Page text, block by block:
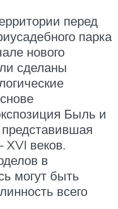
перед
парка
нового
сделаны
Быль и
веков.
в
могут быть
всего